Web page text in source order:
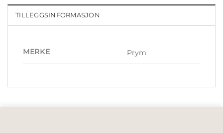
TILLEGGSINFORMASJON
MERKE Prym